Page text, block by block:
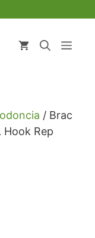
/ Brac
Hook Rep